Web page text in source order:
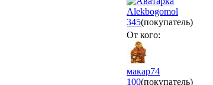
Alekbogomol
345(покупатель)
От кого:
макар74
100(покупатель)